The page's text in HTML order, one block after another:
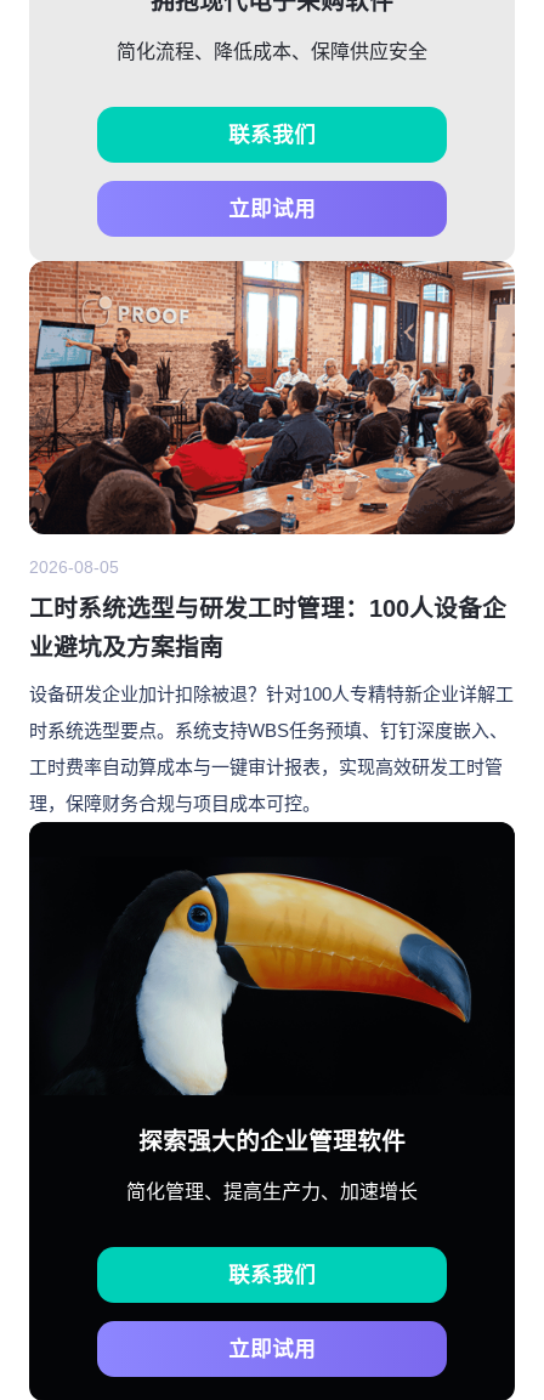
简化流程、降低成本、保障供应安全
联系我们
立即试用
2026-08-05
工时系统选型与研发工时管理：100人设备企
业避坑及方案指南
设备研发企业加计扣除被退？针对100人专精特新企业详解工
时系统选型要点。系统支持WBS任务预填、钉钉深度嵌入、
工时费率自动算成本与一键审计报表，实现高效研发工时管
理，保障财务合规与项目成本可控。
探索强大的企业管理软件
简化管理、提高生产力、加速增长
联系我们
立即试用